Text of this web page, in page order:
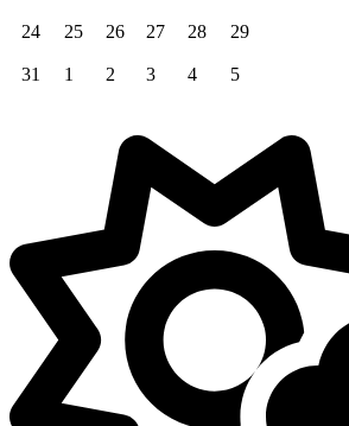
24 25 26 27 28 29
31 1 2 3 4 5